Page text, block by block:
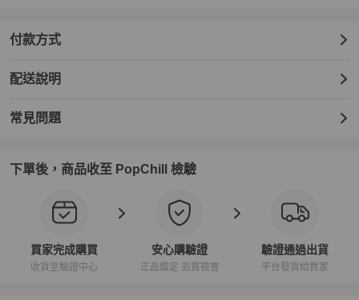
付款方式
配送說明
常見問題
下單後，商品收至 PopChill 檢驗
買家完成購買
收貨至驗證中心
安心購驗證
正品鑑定 品質檢查
驗證通過出貨
平台發貨給買家